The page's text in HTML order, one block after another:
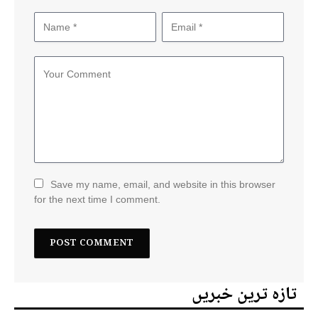
Save my name, email, and website in this browser
for the next time I comment.
تازہ ترین خبریں